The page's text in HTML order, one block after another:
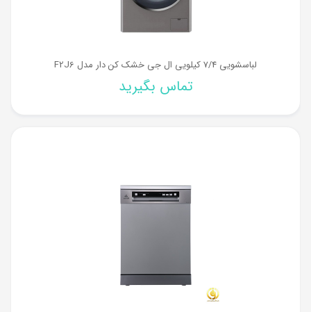
لباسشویی 7/4 کیلویی ال جی خشک کن دار مدل F2J6
تماس بگیرید